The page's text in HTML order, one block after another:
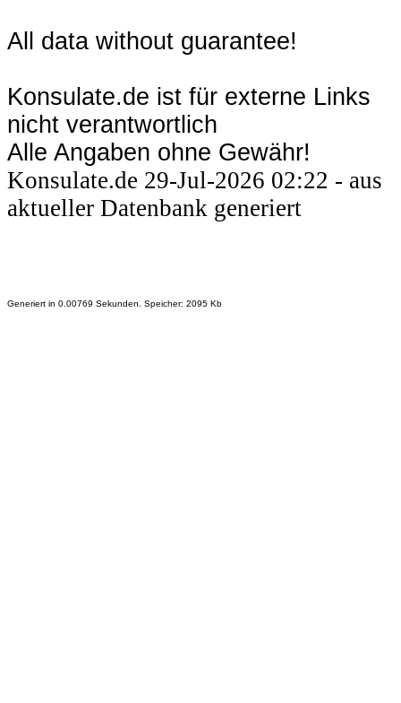
All data without guarantee!
Konsulate.de ist für externe Links
nicht verantwortlich
Alle Angaben ohne Gewähr!
Konsulate.de 29-Jul-2026 02:22 - aus
aktueller Datenbank generiert
Generiert in 0.00769 Sekunden. Speicher: 2095 Kb